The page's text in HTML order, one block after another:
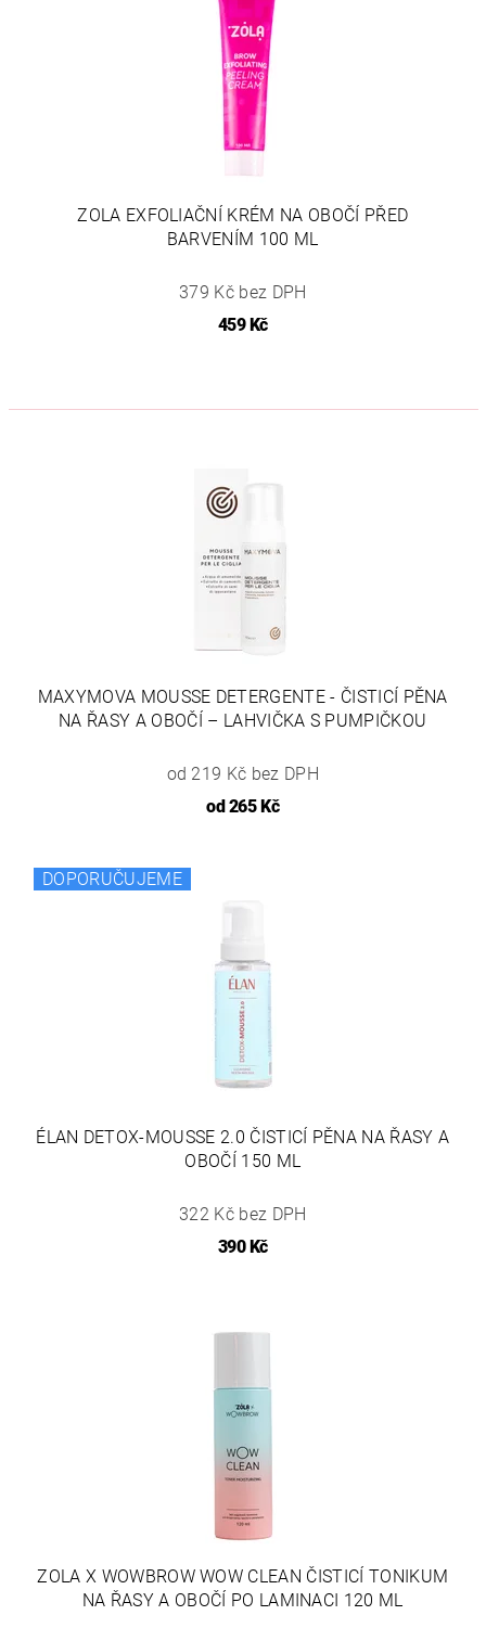
ZOLA EXFOLIAČNÍ KRÉM NA OBOČÍ PŘED
BARVENÍM 100 ML
379 Kč bez DPH
459 Kč
MAXYMOVA MOUSSE DETERGENTE - ČISTICÍ PĚNA
NA ŘASY A OBOČÍ – LAHVIČKA S PUMPIČKOU
od 219 Kč bez DPH
od 265 Kč
DOPORUČUJEME
ÉLAN DETOX-MOUSSE 2.0 ČISTICÍ PĚNA NA ŘASY A
OBOČÍ 150 ML
322 Kč bez DPH
390 Kč
ZOLA X WOWBROW WOW CLEAN ČISTICÍ TONIKUM
NA ŘASY A OBOČÍ PO LAMINACI 120 ML